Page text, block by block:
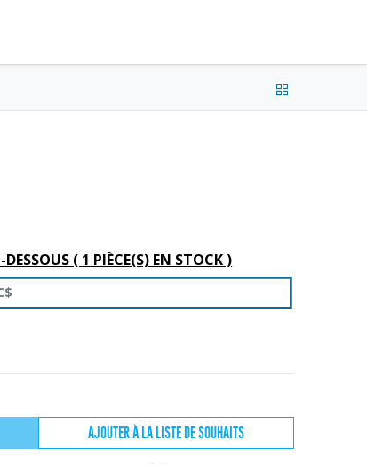
DESSOUS ( 1 PIÈCE(S) EN STOCK )
AJOUTER À LA LISTE DE SOUHAITS